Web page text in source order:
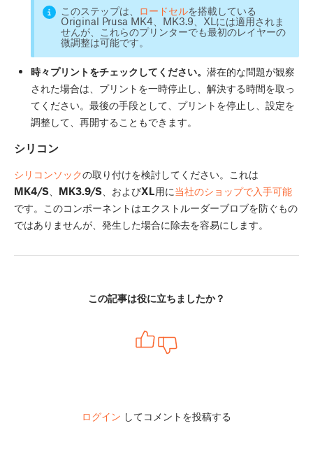
このステップは、 ロードセルを搭載している
Original Prusa MK4、MK3.9、XLには適用されま
せんが、これらのプリンターでも最初のレイヤーの
微調整は可能です。
時々プリントをチェックしてください。 潜在的な問題が観察
された場合は、プリントを一時停止し、解決する時間を取っ
てください。最後の手段として、プリントを停止し、設定を
調整して、再開することもできます。
シリコン
シリコンソックの取り付けを検討してください。これは
MK4/S
MK3.9/S 、およびXL用に当社のショップで入手可能
です。このコンポーネントはエクストルーダーブロブを防ぐもの
ではありませんが、発生した場合に除去を容易にします。
この記事は役に立ちましたか？
ログイン してコメントを投稿する